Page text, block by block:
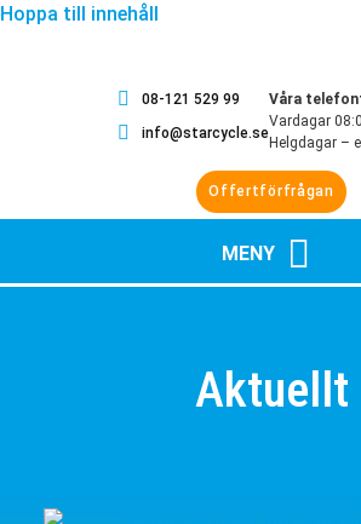
Hoppa till innehåll
08-121 529 99
info@starcycle.se
Våra
Vardagar
Helgdagar –
Offertförfrågan
Aktuellt